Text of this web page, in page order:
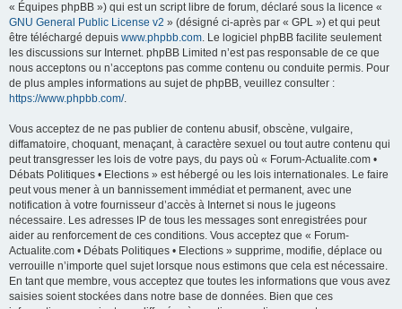
« Équipes phpBB ») qui est un script libre de forum, déclaré sous la licence «
GNU General Public License v2 » (désigné ci-après par « GPL ») et qui peut
être téléchargé depuis www.phpbb.com. Le logiciel phpBB facilite seulement
les discussions sur Internet. phpBB Limited n’est pas responsable de ce que
nous acceptons ou n’acceptons pas comme contenu ou conduite permis. Pour
de plus amples informations au sujet de phpBB, veuillez consulter :
https://www.phpbb.com/.
Vous acceptez de ne pas publier de contenu abusif, obscène, vulgaire,
diffamatoire, choquant, menaçant, à caractère sexuel ou tout autre contenu qui
peut transgresser les lois de votre pays, du pays où « Forum-Actualite.com •
Débats Politiques • Elections » est hébergé ou les lois internationales. Le faire
peut vous mener à un bannissement immédiat et permanent, avec une
notification à votre fournisseur d’accès à Internet si nous le jugeons
nécessaire. Les adresses IP de tous les messages sont enregistrées pour
aider au renforcement de ces conditions. Vous acceptez que « Forum-
Actualite.com • Débats Politiques • Elections » supprime, modifie, déplace ou
verrouille n’importe quel sujet lorsque nous estimons que cela est nécessaire.
En tant que membre, vous acceptez que toutes les informations que vous avez
saisies soient stockées dans notre base de données. Bien que ces